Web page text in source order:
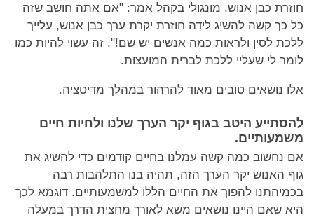
חוזרת כבן אנוש. מונגולי בקהל אמר: "אם אתה חושב שזה
כל כך קשה להשיג לידה חוזרת יקרת ערך כבן אנוש, עלייך
ללכת לסין ולראות כמה אנשים יש שם!". זה עשוי להיות כמו
לומר לי שעליי ללכת לברית המועצות.
אלו נושאים טובים מאוד להרהור במהלך מדיטציה.
להסתייע היטב בגוף יקר הערך שלנו ולחיות חיים
משמעותיים.
אם נחשוב כמה קשה עמלנו בחיים קודמים כדי להשיג את
גוף האנוש יקר הערך הזה, תהיה בנו התלהבות רבה
בכמיהתנו להפוך את החיים הללו למשמעותיים. דוגמא לכך
היא שאם היינו נושאים משא לאורך מחצית הדרך במעלה